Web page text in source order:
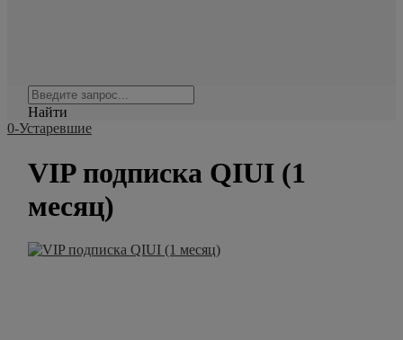
Найти
0-Устаревшие
VIP подписка QIUI (1
месяц)